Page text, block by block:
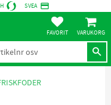
SVEA credit_card
FAVORITER